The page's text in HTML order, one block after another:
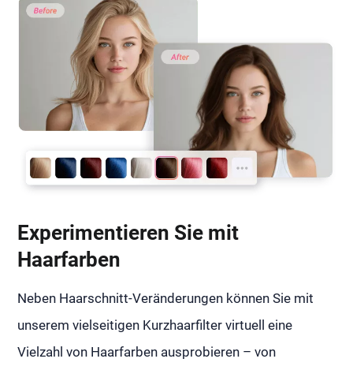
Experimentieren Sie mit
Haarfarben
Neben Haarschnitt-Veränderungen können Sie mit
unserem vielseitigen Kurzhaarfilter virtuell eine
Vielzahl von Haarfarben ausprobieren – von